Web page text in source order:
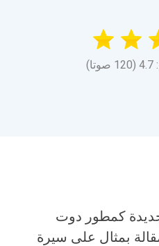
كمطور دوت
بمثال على سيرة